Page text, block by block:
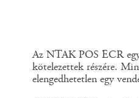
Az NTAK POS ECR
kötelezettek részére.
elengedhetetlen egy